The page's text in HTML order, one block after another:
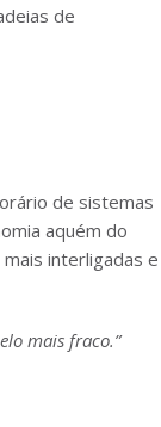
de
de sistemas
aquém do
interligadas
mais fraco.”